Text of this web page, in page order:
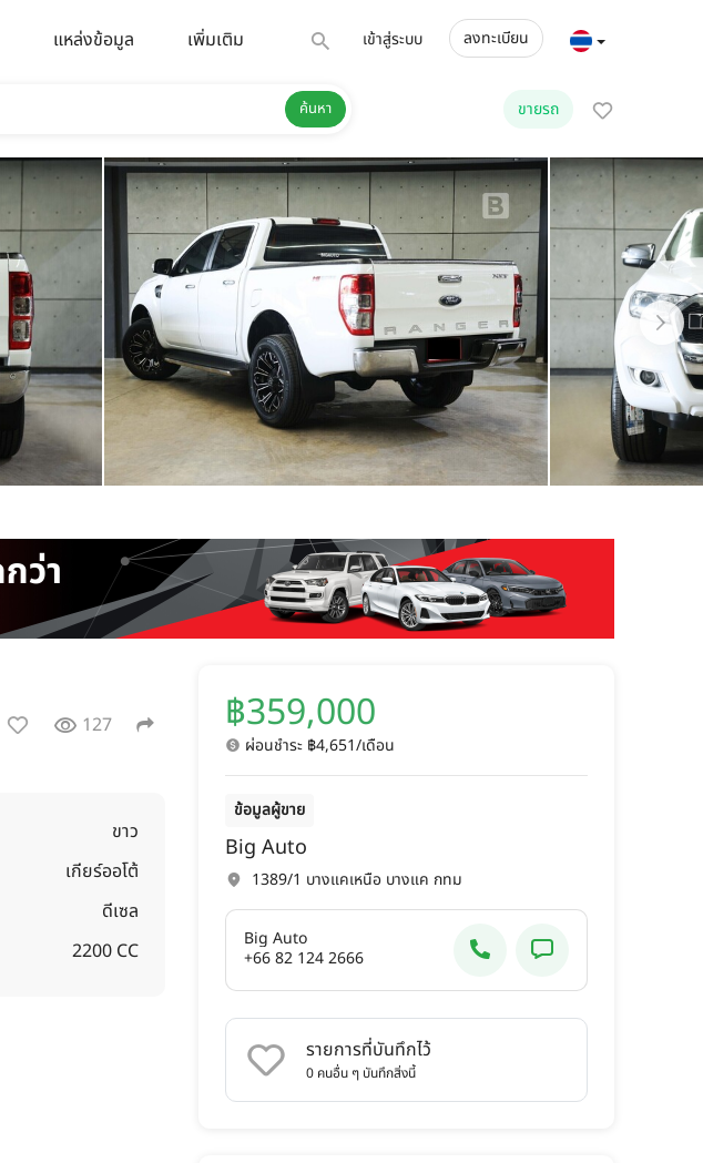
แหล่งข้อมูล เพิ่มเติม เข้าสู่ระบบ ลงทะเบียน
ขายรถ
ค้นหา
127
ขาว
เกียร์ออโต้
ดีเซล
2200 CC
฿359,000
ผ่อนชำระ ฿4,651/เดือน
ข้อมูลผู้ขาย
Big Auto
1389/1 บางแคเหนือ บางแค กทม
Big Auto
+66 82 124 2666
รายการที่บันทึกไว้
0 คนอื่น ๆ บันทึกสิ่งนี้